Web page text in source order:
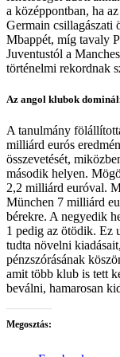
a középpontban, ha
Germain csillagászati
Mbappét, míg tavaly
Juventustól a
történelmi rekordnak
Az angol klubok
A tanulmány
milliárd eurós
összevetését,
második helyen.
2,2 milliárd euróval.
München 7 milliárd
bérekre. A negyedik
1 pedig az ötödik. Ez
tudta növelni
pénzszórásának
amit több klub is tett
beválni, hamarosan
Megosztás: